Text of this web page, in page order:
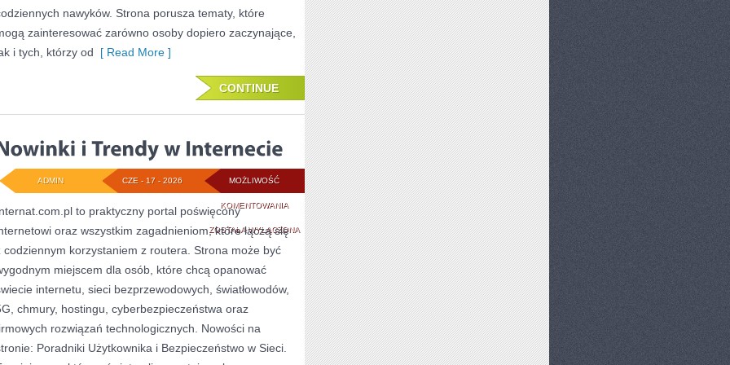
nawyków. Strona porusza tematy, które
zainteresować zarówno osoby dopiero zaczynające,
i tych, którzy od [ Read More ]
CONTINUE
MOŻLIWOŚĆ
KOMENTOWANIANOWINKI
I
TRENDY
INTERNECIE
ZOSTAŁA WYŁĄCZONA
CZE - 17 - 2026
ADMIN
to praktyczny portal poświęcony
oraz wszystkim zagadnieniom, które łączą się
codziennym korzystaniem z routera. Strona może być
miejscem dla osób, które chcą opanować
internetu, sieci bezprzewodowych, światłowodów,
chmury, hostingu, cyberbezpieczeństwa oraz
rozwiązań technologicznych. Nowości na
Poradniki Użytkownika i Bezpieczeństwo w Sieci.